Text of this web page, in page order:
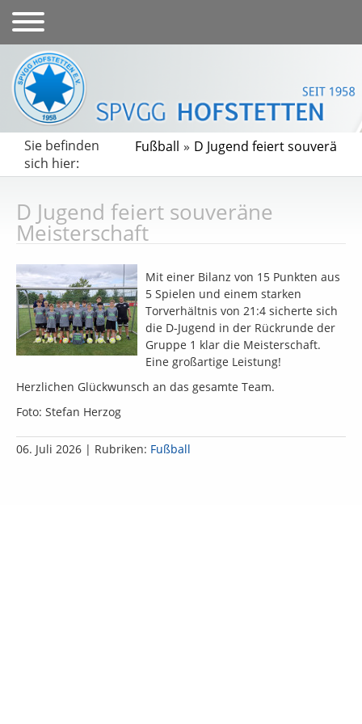
Sie befinden
sich hier:
Fußball » D Jugend feiert souveräne
D Jugend feiert souveräne
Meisterschaft
Mit einer Bilanz von 15 Punkten aus
5 Spielen und einem starken
Torverhältnis von 21:4 sicherte sich
die D‑Jugend in der Rückrunde der
Gruppe 1 klar die Meisterschaft.
Eine großartige Leistung!
Herzlichen Glückwunsch an das gesamte Team.
Foto: Stefan Herzog
06. Juli 2026 | Rubriken: Fußball